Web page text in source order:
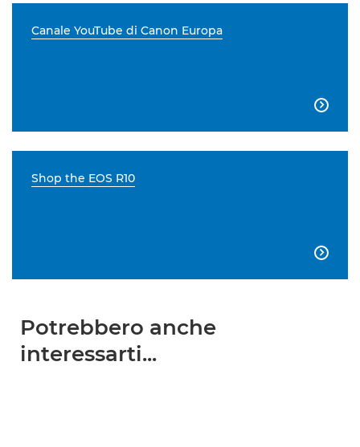
Canale YouTube di Canon Europa

Shop the EOS R10

Potrebbero anche
interessarti...